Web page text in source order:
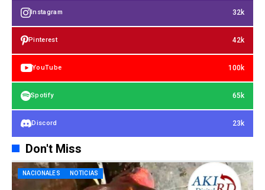
Instagram 32k
Pinterest 42k
YouTube 100k
Spotify 65k
Discord 23k
Don't Miss
NACIONALES NOTICIAS